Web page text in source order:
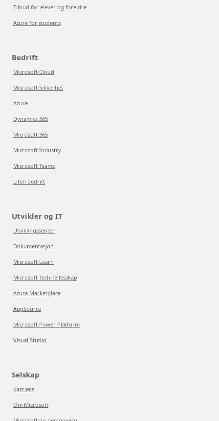
Tilbud for elever og foreldre
Azure for students
Bedrift
Microsoft Cloud
Microsoft Sikkerhet
Azure
Dynamics 365
Microsoft 365
Microsoft Industry
Microsoft Teams
Liten bedrift
Utvikler og IT
Utviklingssenter
Dokumentasjon
Microsoft Learn
Microsoft Tech-fellesskap
Azure Marketplace
AppSource
Microsoft Power Platform
Visual Studio
Selskap
Karriere
Om Microsoft